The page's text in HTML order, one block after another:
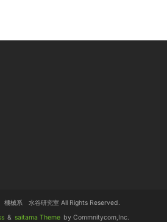
械系 水谷研究室 All Rights Reserved.
& saitama Theme by Commnitycom,Inc.